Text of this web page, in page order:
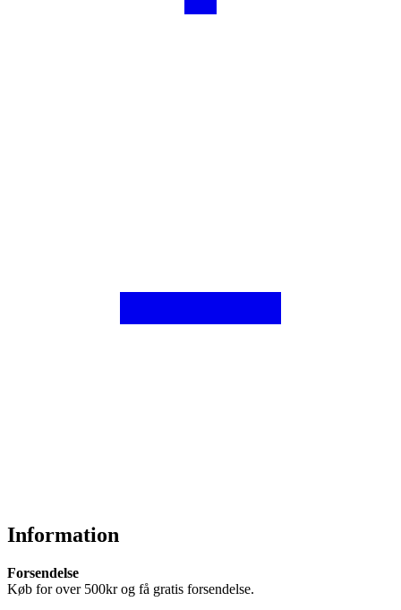
Information
Forsendelse
Køb for over 500kr og få gratis forsendelse.